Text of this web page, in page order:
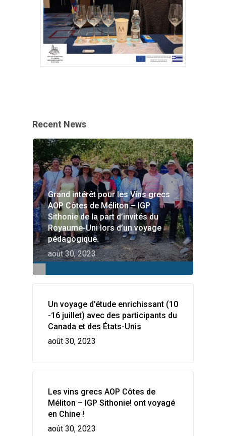
Recent News
Grand intérêt pour les Vins grecs
AOP Côtes de Méliton – IGP
Sithonie de la part d’invités du
Royaume-Uni lors d’un voyage
pédagogique.
août 30, 2023
Un voyage d’étude enrichissant (10
-16 juillet) avec des participants du
Canada et des États-Unis
août 30, 2023
Les vins grecs AOP Côtes de
Méliton – IGP Sithonie! ont voyagé
en Chine !
août 30, 2023
HOME
VITICULTURE
Les vignobles de la
grecque
Viticulture
AOP Côtes de Méliton
Indications
GALLERY
ACTUALITÉS
CONTACT